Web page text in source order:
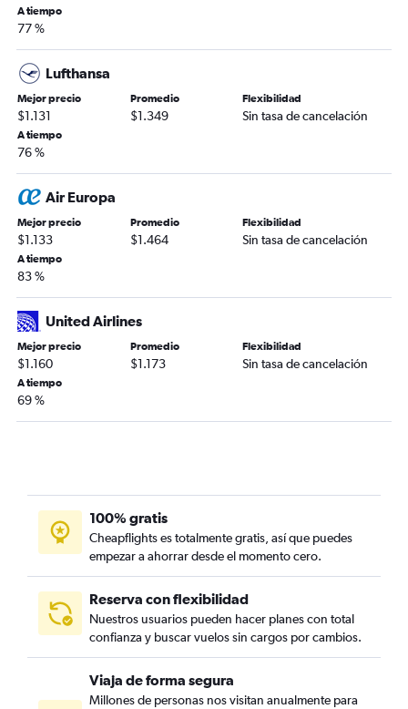
A tiempo
77 %
Lufthansa
Mejor precio
$1.131
Promedio
$1.349
Flexibilidad
Sin tasa de cancelación
A tiempo
76 %
Air Europa
Mejor precio
$1.133
Promedio
$1.464
Flexibilidad
Sin tasa de cancelación
A tiempo
83 %
United Airlines
Mejor precio
$1.160
Promedio
$1.173
Flexibilidad
Sin tasa de cancelación
A tiempo
69 %
100% gratis
Cheapflights es totalmente gratis, así que puedes
empezar a ahorrar desde el momento cero.
Reserva con flexibilidad
Nuestros usuarios pueden hacer planes con total
confianza y buscar vuelos sin cargos por cambios.
Viaja de forma segura
Millones de personas nos visitan anualmente para